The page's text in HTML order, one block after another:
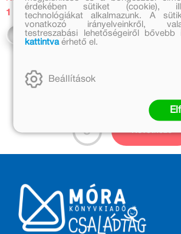
1 499 Ft
Kosárba
1 499 Ft
Kosárba
2
5 Következő
érdekében sütiket (cookie),
technológiákat alkalmazunk. A
vonatkozó irányelveinkről,
testreszabási lehetőségeiről bővebb
kattintvaérhető el.
Beállítások